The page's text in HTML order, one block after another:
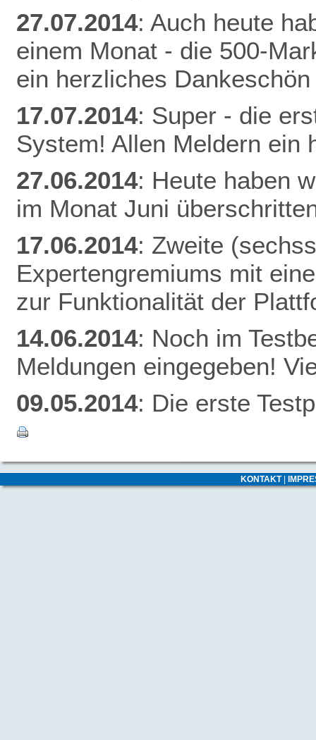
27.07.2014: Auch heute
einem Monat - die 500-
ein herzliches
17.07.2014: Super - die
System! Allen Meldern ein
27.06.2014: Heute haben
im Monat Juni
17.06.2014: Zweite
Expertengremiums mit
zur Funktionalität der
14.06.2014: Noch im
Meldungen eingegeben!
09.05.2014: Die erste
KONTAKT|